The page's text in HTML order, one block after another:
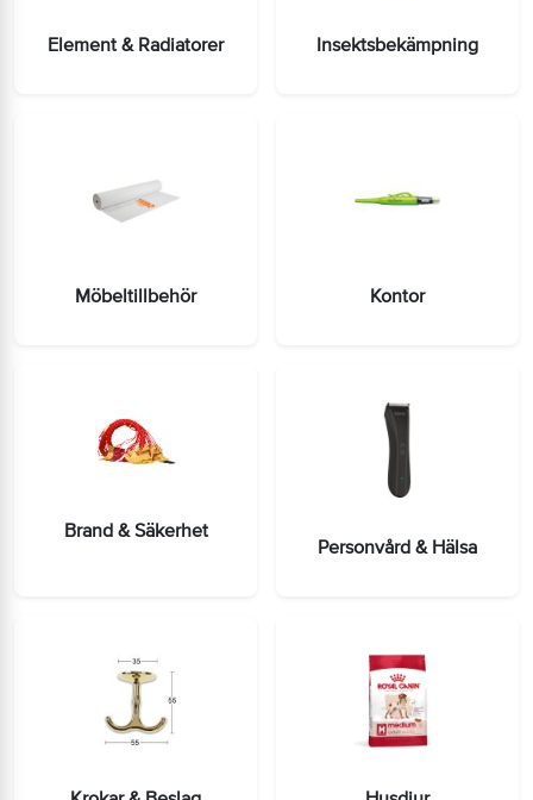
Element & Radiatorer Insektsbekämpning
Möbeltillbehör Kontor
Brand & Säkerhet
Personvård & Hälsa